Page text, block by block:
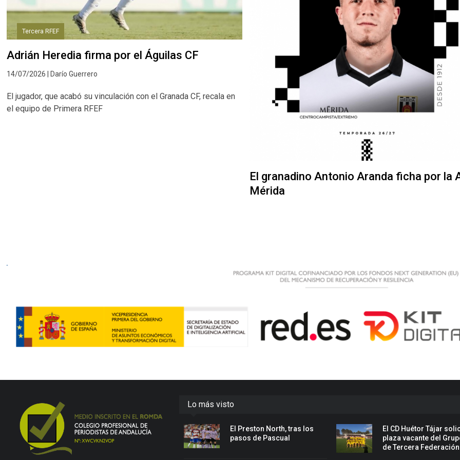
Tercera RFEF
Adrián Heredia firma por el Águilas CF
14/07/2026 | Darío Guerrero
El jugador, que acabó su vinculación con el Granada CF, recala en
el equipo de Primera RFEF
El granadino Antonio Aranda ficha por la
Mérida
Lo más visto
El Preston North, tras los
pasos de Pascual
El CD Huétor Tájar
plaza vacante del
de Tercera Federación